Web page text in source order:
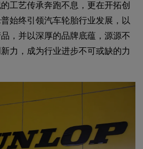
工艺传承奔跑不息，更在开拓创
始终引领汽车轮胎行业发展，以
，并以深厚的品牌底蕴，源源不
力，成为行业进步不可或缺的力